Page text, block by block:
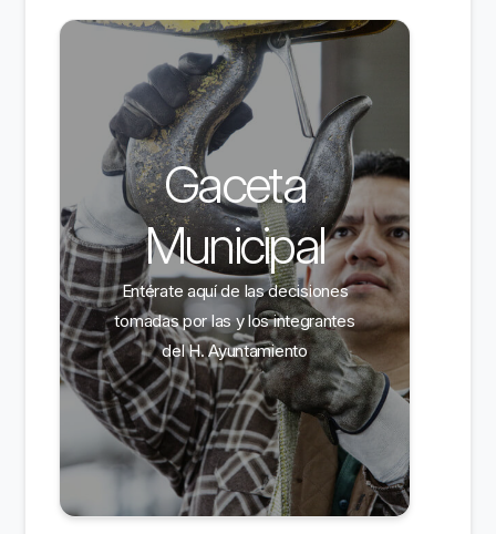
Gaceta
Municipal
Entérate aquí de las decisiones
tomadas por las y los integrantes
del H. Ayuntamiento